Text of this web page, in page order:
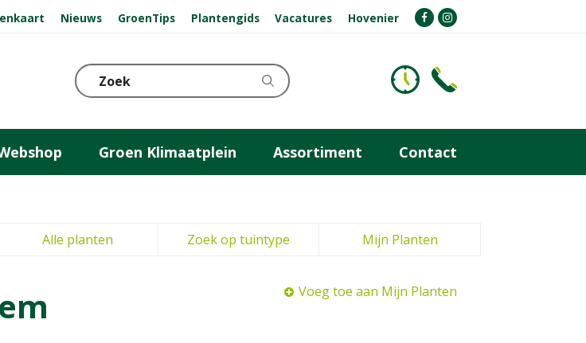
Nieuws GroenTips Plantengids Vacatures Hovenier
Groen Klimaatplein Assortiment Contact
Alle planten Zoek op tuintype Mijn Planten
Voeg toe aan Mijn Planten